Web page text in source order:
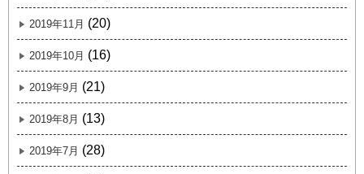
2019年11月 (20)
2019年10月 (16)
2019年9月 (21)
2019年8月 (13)
2019年7月 (28)